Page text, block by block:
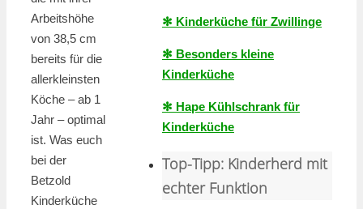
Arbeitshöhe
von 38,5 cm
bereits für die
allerkleinsten
Köche – ab 1
Jahr – optimal
ist. Was euch
bei der
Betzold
Kinderküche
✻ Kinderküche für Zwillinge
✻ Besonders kleine
Kinderküche
✻ Hape Kühlschrank für
Kinderküche
Top-Tipp: Kinderherd mit
echter Funktion